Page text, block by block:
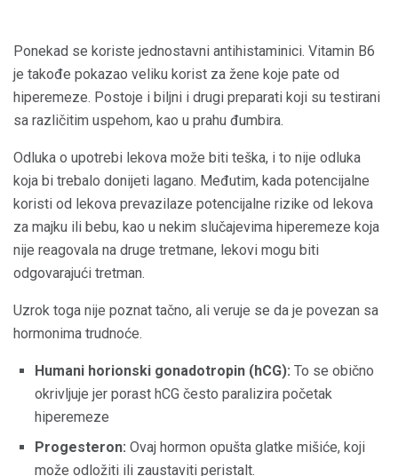
Ponekad se koriste jednostavni antihistaminici. Vitamin B6
je takođe pokazao veliku korist za žene koje pate od
hiperemeze. Postoje i biljni i drugi preparati koji su testirani
sa različitim uspehom, kao u prahu đumbira.
Odluka o upotrebi lekova može biti teška, i to nije odluka
koja bi trebalo donijeti lagano. Međutim, kada potencijalne
koristi od lekova prevazilaze potencijalne rizike od lekova
za majku ili bebu, kao u nekim slučajevima hiperemeze koja
nije reagovala na druge tretmane, lekovi mogu biti
odgovarajući tretman.
Uzrok toga nije poznat tačno, ali veruje se da je povezan sa
hormonima trudnoće.
Humani horionski gonadotropin (hCG): To se obično
okrivljuje jer porast hCG često paralizira početak
hiperemeze
Progesteron: Ovaj hormon opušta glatke mišiće, koji
može odložiti ili zaustaviti peristalt.